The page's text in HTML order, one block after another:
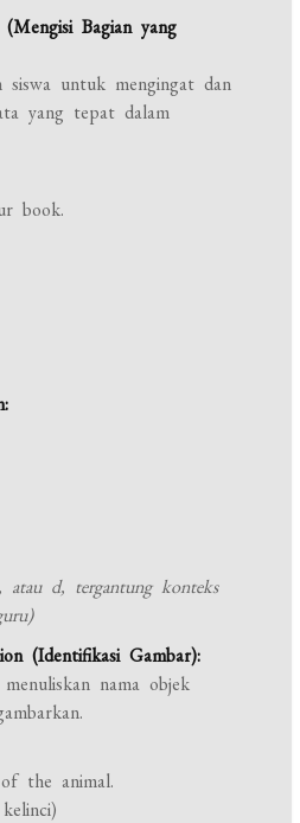
Bagian yang
untuk mengingat dan
yang tepat dalam
book.
atau d, tergantung konteks
(Identifikasi Gambar):
nama objek
the animal.